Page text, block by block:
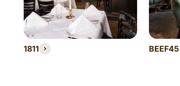
1811 BEEF45